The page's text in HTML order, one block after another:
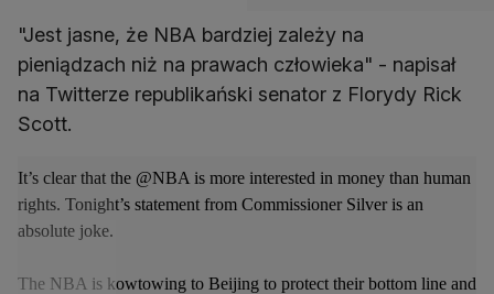
"Jest jasne, że NBA bardziej zależy na
pieniądzach niż na prawach człowieka" - napisał
na Twitterze republikański senator z Florydy Rick
Scott.
It’s clear that the @NBA is more interested in money than human
rights. Tonight’s statement from Commissioner Silver is an
absolute joke.
The NBA is kowtowing to Beijing to protect their bottom line and